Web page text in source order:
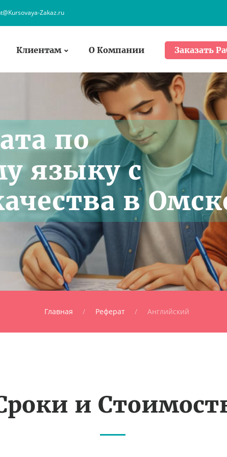
Zakaz.ru
Клиентам О Компании Заказать
по
языку с
в
Главная Реферат Английский
и